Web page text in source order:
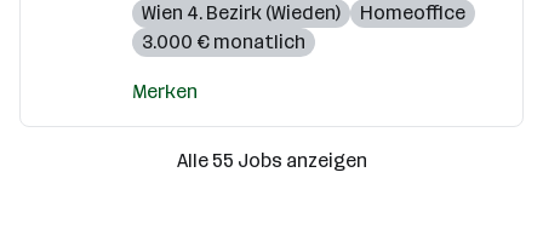
Wien 4. Bezirk (Wieden)
Homeoffice
3.000 € monatlich
Merken
Alle 55 Jobs anzeigen